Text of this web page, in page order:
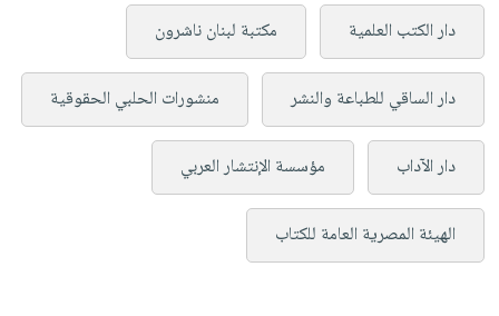
دار الكتب العلمية مكتبة لبنان ناشرون
دار الساقي للطباعة والنشر منشورات الحلبي الحقوقية
دار الآداب مؤسسة الإنتشار العربي
الهيئة المصرية العامة للكتاب